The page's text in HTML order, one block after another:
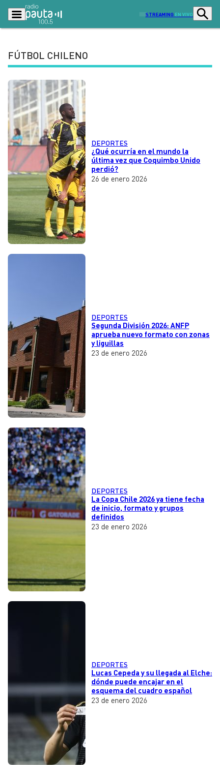
STREAMING EN VIVO
Lo Último
Ciudad
Radio en vivo
Tendencias Deportes
Entretención y Cultura
Dato en Pauta
Contenido Patrocinado
FÚTBOL CHILENO
DEPORTES
¿Qué ocurría en el mundo la
última vez que Coquimbo Unido
perdió?
26 de enero 2026
DEPORTES
Segunda División 2026: ANFP
aprueba nuevo formato con zonas
y liguillas
23 de enero 2026
DEPORTES
La Copa Chile 2026 ya tiene fecha
de inicio, formato y grupos
definidos
23 de enero 2026
DEPORTES
Lucas Cepeda y su llegada al Elche:
dónde puede encajar en el
esquema del cuadro español
23 de enero 2026